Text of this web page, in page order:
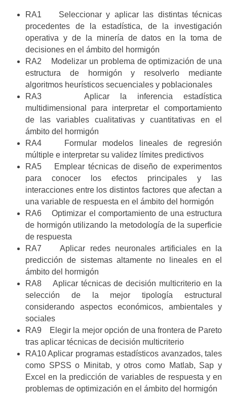
RA1 Seleccionar y aplicar las distintas técnicas
procedentes de la estadística, de la investigación
operativa y de la minería de datos en la toma de
decisiones en el ámbito del hormigón
RA2 Modelizar un problema de optimización de una
estructura de hormigón y resolverlo mediante
algoritmos heurísticos secuenciales y poblacionales
RA3 Aplicar la inferencia estadística
multidimensional para interpretar el comportamiento
de las variables cualitativas y cuantitativas en el
ámbito del hormigón
RA4 Formular modelos lineales de regresión
múltiple e interpretar su validez límites predictivos
RA5 Emplear técnicas de diseño de experimentos
para conocer los efectos principales y las
interacciones entre los distintos factores que afectan a
una variable de respuesta en el ámbito del hormigón
RA6 Optimizar el comportamiento de una estructura
de hormigón utilizando la metodología de la superficie
de respuesta
RA7 Aplicar redes neuronales artificiales en la
predicción de sistemas altamente no lineales en el
ámbito del hormigón
RA8 Aplicar técnicas de decisión multicriterio en la
selección de la mejor tipología estructural
considerando aspectos económicos, ambientales y
sociales
RA9 Elegir la mejor opción de una frontera de Pareto
tras aplicar técnicas de decisión multicriterio
RA10 Aplicar programas estadísticos avanzados, tales
como SPSS o Minitab, y otros como Matlab, Sap y
Excel en la predicción de variables de respuesta y en
problemas de optimización en el ámbito del hormigón